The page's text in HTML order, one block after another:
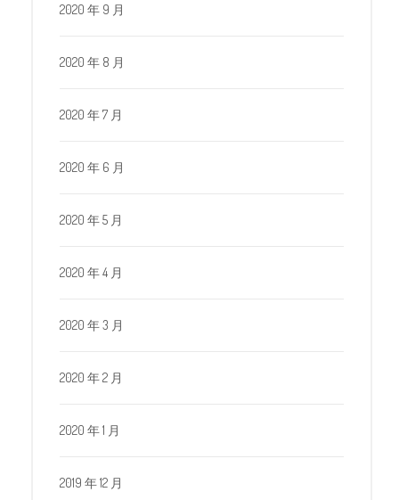
2020 年 9 月
2020 年 8 月
2020 年 7 月
2020 年 6 月
2020 年 5 月
2020 年 4 月
2020 年 3 月
2020 年 2 月
2020 年 1 月
2019 年 12 月